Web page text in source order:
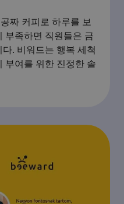
짜 커피로 하루를 보
부족하면 직원들은 금
. 비워드는 행복 세척
부여를 위한 진정한 솔